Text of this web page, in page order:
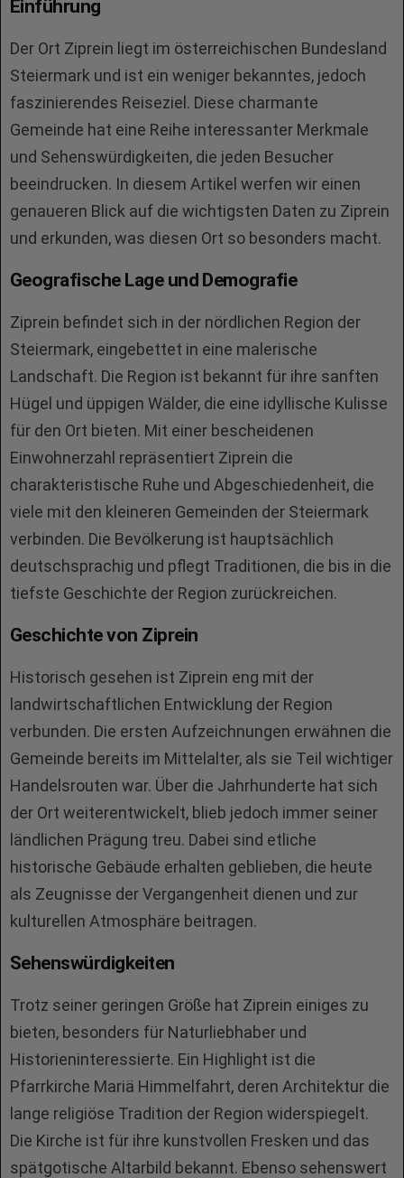
Einführung
Der Ort Ziprein liegt im österreichischen Bundesland
Steiermark und ist ein weniger bekanntes, jedoch
faszinierendes Reiseziel. Diese charmante
Gemeinde hat eine Reihe interessanter Merkmale
und Sehenswürdigkeiten, die jeden Besucher
beeindrucken. In diesem Artikel werfen wir einen
genaueren Blick auf die wichtigsten Daten zu Ziprein
und erkunden, was diesen Ort so besonders macht.
Geografische Lage und Demografie
Ziprein befindet sich in der nördlichen Region der
Steiermark, eingebettet in eine malerische
Landschaft. Die Region ist bekannt für ihre sanften
Hügel und üppigen Wälder, die eine idyllische Kulisse
für den Ort bieten. Mit einer bescheidenen
Einwohnerzahl repräsentiert Ziprein die
charakteristische Ruhe und Abgeschiedenheit, die
viele mit den kleineren Gemeinden der Steiermark
verbinden. Die Bevölkerung ist hauptsächlich
deutschsprachig und pflegt Traditionen, die bis in die
tiefste Geschichte der Region zurückreichen.
Geschichte von Ziprein
Historisch gesehen ist Ziprein eng mit der
landwirtschaftlichen Entwicklung der Region
verbunden. Die ersten Aufzeichnungen erwähnen die
Gemeinde bereits im Mittelalter, als sie Teil wichtiger
Handelsrouten war. Über die Jahrhunderte hat sich
der Ort weiterentwickelt, blieb jedoch immer seiner
ländlichen Prägung treu. Dabei sind etliche
historische Gebäude erhalten geblieben, die heute
als Zeugnisse der Vergangenheit dienen und zur
kulturellen Atmosphäre beitragen.
Sehenswürdigkeiten
Trotz seiner geringen Größe hat Ziprein einiges zu
bieten, besonders für Naturliebhaber und
Historieninteressierte. Ein Highlight ist die
Pfarrkirche Mariä Himmelfahrt, deren Architektur die
lange religiöse Tradition der Region widerspiegelt.
Die Kirche ist für ihre kunstvollen Fresken und das
spätgotische Altarbild bekannt. Ebenso sehenswert